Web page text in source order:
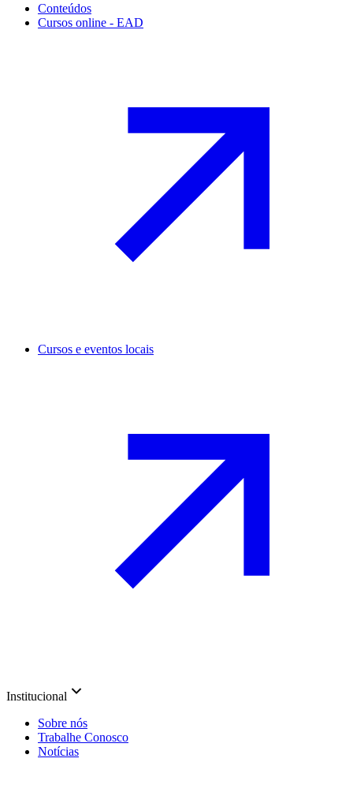
Conteúdos
Cursos online - EAD
Cursos e eventos locais
Institucional
Sobre nós
Trabalhe Conosco
Notícias